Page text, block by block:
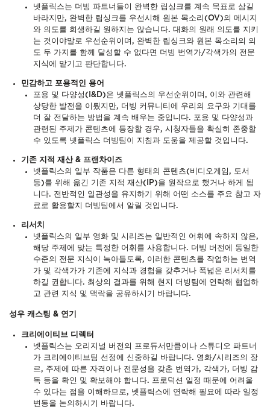
넷플릭스는 더빙 파트너들이 완벽한 립싱크를 계속 목표로 삼길
바라지만, 완벽한 립싱크를 우선시해 원본 목소리(OV)의 메시지
와 의도를 희생하길 원하지는 않습니다. 대화의 원래 의도를 지키
는 것이야말로 우선순위이며, 완벽한 립싱크와 원본 목소리의 의
도 두 가지를 함께 달성할 수 없다면 더빙 번역가/각색가의 전문
지식에 맡기고 판단합니다.
민감하고 포용적인 용어
포용 및 다양성(I&D)은 넷플릭스의 우선순위이며, 이와 관련해
상당한 발전을 이뤘지만, 더빙 커뮤니티에 우리의 요구와 기대를
더 잘 전달하는 방법을 계속 배우는 중입니다. 포용 및 다양성과
관련된 주제가 콘텐츠에 등장할 경우, 시청자들을 확실히 존중할
수 있도록 넷플릭스 더빙팀이 지침과 도움을 제공할 것입니다.
기존 지적 재산 & 프랜차이즈
넷플릭스의 일부 작품은 다른 형태의 콘텐츠(비디오게임, 도서
등)를 위해 옮긴 기존 지적 재산(IP)을 원작으로 했거나 하게 됩
니다. 전반적인 일관성을 유지하기 위해 어떤 소스를 주요 참고 자
료로 활용할지 더빙팀에서 알릴 것입니다.
리서치
넷플릭스의 일부 영화 및 시리즈는 일반적인 어휘에 속하지 않은,
해당 주제에 맞는 특정한 어휘를 사용합니다. 더빙 버전에 동일한
수준의 전문 지식이 녹아들도록, 이러한 콘텐츠를 작업하는 번역
가 및 각색가가 기존에 지식과 경험을 갖추거나 폭넓은 리서치를
하길 권합니다. 최상의 결과를 위해 현지 더빙팀에 연락해 협업하
고 관련 지식 및 맥락을 공유하시기 바랍니다.
성우 캐스팅 & 연기
크리에이티브 디렉터
넷플릭스는 오리지널 버전의 프로듀서만큼이나 스튜디오 파트너
가 크리에이티브팀 선정에 신중하길 바랍니다. 영화/시리즈의 장
르, 주제에 따른 자격이나 전문성을 갖춘 번역가, 각색가, 더빙 감
독 등을 확인 및 확보해야 합니다. 프로덕션 일정 때문에 어려울
수 있다는 점을 이해하므로, 넷플릭스에 연락해 필요에 따라 일정
변동을 논의하시기 바랍니다.